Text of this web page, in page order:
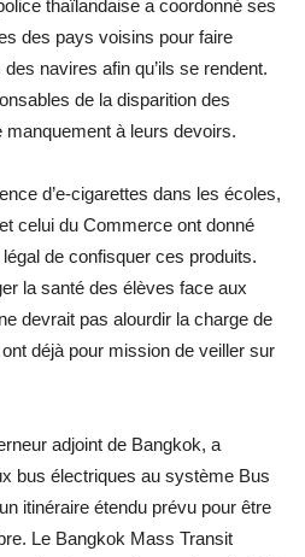
thaïlandaise a coordonné ses
des pays voisins pour faire
navires afin qu’ils se rendent.
de la disparition des
à leurs devoirs.
d’e-cigarettes dans les écoles,
celui du Commerce ont donné
de confisquer ces produits.
la santé des élèves face aux
devrait pas alourdir la charge de
déjà pour mission de veiller sur
adjoint de Bangkok, a
bus électriques au système Bus
itinéraire étendu prévu pour être
Le Bangkok Mass Transit